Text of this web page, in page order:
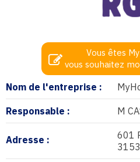
Nom de l'entreprise :
Responsable : M
Adresse :
601
Vous êtes
vous souhaitez